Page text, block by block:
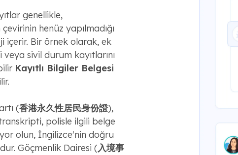
genellikle,
henüz yapılmadığı
içerir. Bir örnek olarak, ek
sivil durum kayıtlarını
Kayıtlı Bilgiler Belgesi
(香港永久性居民身份證),
polisle ilgili belge
olun, İngilizce'nin doğru
Göçmenlik Dairesi (入境事